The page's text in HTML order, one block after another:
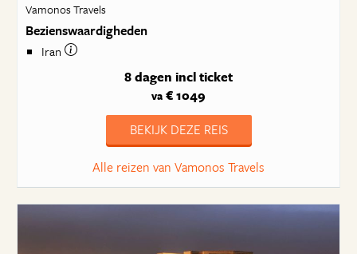
Vamonos Travels
Bezienswaardigheden
Iran
8 dagen incl ticket
va € 1049
BEKIJK DEZE REIS
Alle reizen van Vamonos Travels